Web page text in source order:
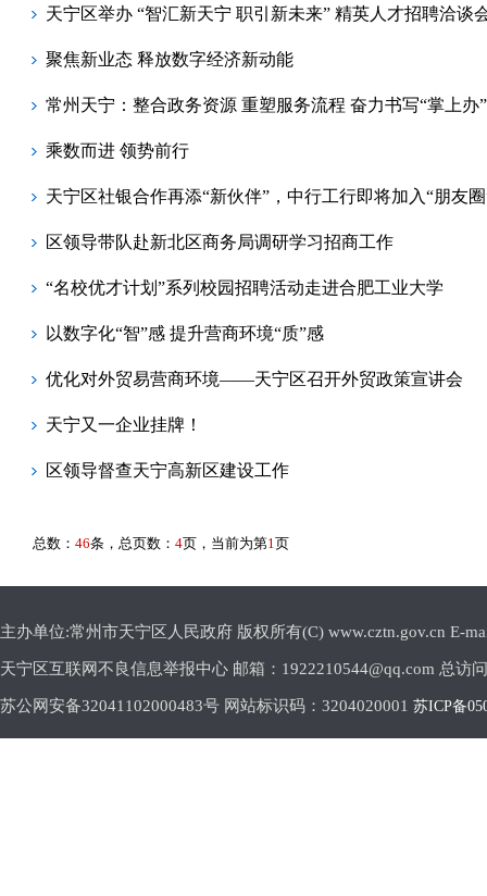
天宁区举办 “智汇新天宁 职引新未来” 精英人才招聘洽谈
聚焦新业态 释放数字经济新动能
常州天宁：整合政务资源 重塑服务流程 奋力书写“掌上办
乘数而进 领势前行
天宁区社银合作再添“新伙伴”，中行工行即将加入“朋友圈
区领导带队赴新北区商务局调研学习招商工作
“名校优才计划”系列校园招聘活动走进合肥工业大学
以数字化“智”感 提升营商环境“质”感
优化对外贸易营商环境——天宁区召开外贸政策宣讲会
天宁又一企业挂牌！
区领导督查天宁高新区建设工作
总数： 46条，总页数： 4页，当前为第1页
主办单位:常州市天宁区人民政府 版权所有(C) www.cztn.gov.cn E-
天宁区互联网不良信息举报中心 邮箱：1922210544@qq.com 总访
苏公网安备32041102000483号 网站标识码：3204020001 苏ICP备